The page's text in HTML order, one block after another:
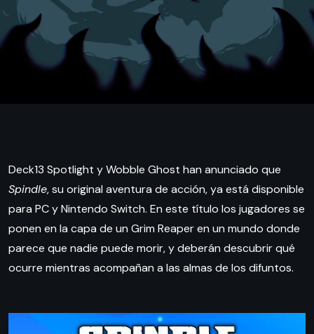
Deck13 Spotlight y Wobble Ghost han anunciado que
Spindle, su original aventura de acción, ya está disponible
para PC y Nintendo Switch. En este título los jugadores se
ponen en la capa de un Grim Reaper en un mundo donde
parece que nadie puede morir, y deberán descubrir qué
ocurre mientras acompañan a las almas de los difuntos.